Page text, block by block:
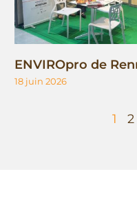
ENVIROpro de
18 juin 2026
1 2